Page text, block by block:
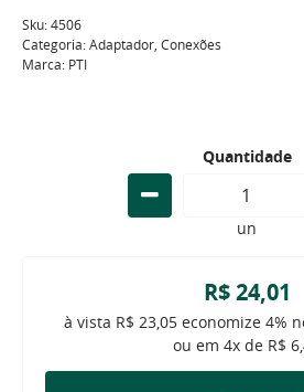
Sku:4506
Categoria:Adaptador, Conexões
Marca: PTI
Quantidade
un
R$ 24,01
à vista R$ 23,05economize 4%
ou em 4x de R$